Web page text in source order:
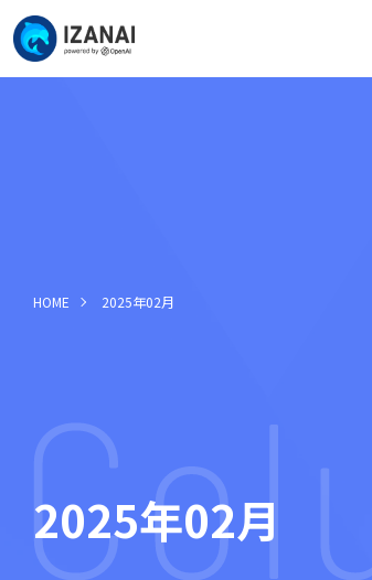
HOME 2025年02月
2025年02月